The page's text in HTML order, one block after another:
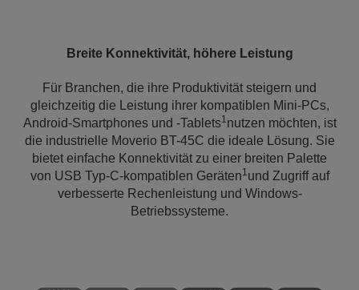
Breite Konnektivität, höhere Leistung
Für Branchen, die ihre Produktivität steigern und
gleichzeitig die Leistung ihrer kompatiblen Mini-PCs,
Android-Smartphones und -Tablets1nutzen möchten, ist
die industrielle Moverio BT-45C die ideale Lösung. Sie
bietet einfache Konnektivität zu einer breiten Palette
von USB Typ-C-kompatiblen Geräten1und Zugriff auf
verbesserte Rechenleistung und Windows-
Betriebssysteme.